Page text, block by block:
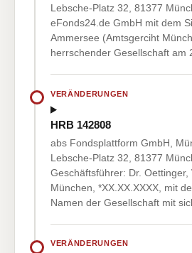
Lebsche-Platz 32, 81377
eFonds24.de GmbH mit dem
Ammersee (Amtsgerciht
herrschender Gesellschaft am
VERÄNDERUNGEN
HRB 142808
abs Fondsplattform GmbH,
Lebsche-Platz 32, 81377
Geschäftsführer: Dr. Oettinger,
München, *XX.XX.XXXX, mit
Namen der Gesellschaft mit
VERÄNDERUNGEN